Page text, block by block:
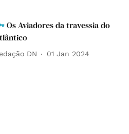
Os Aviadores da travessia do
DN 01 Jan 2024